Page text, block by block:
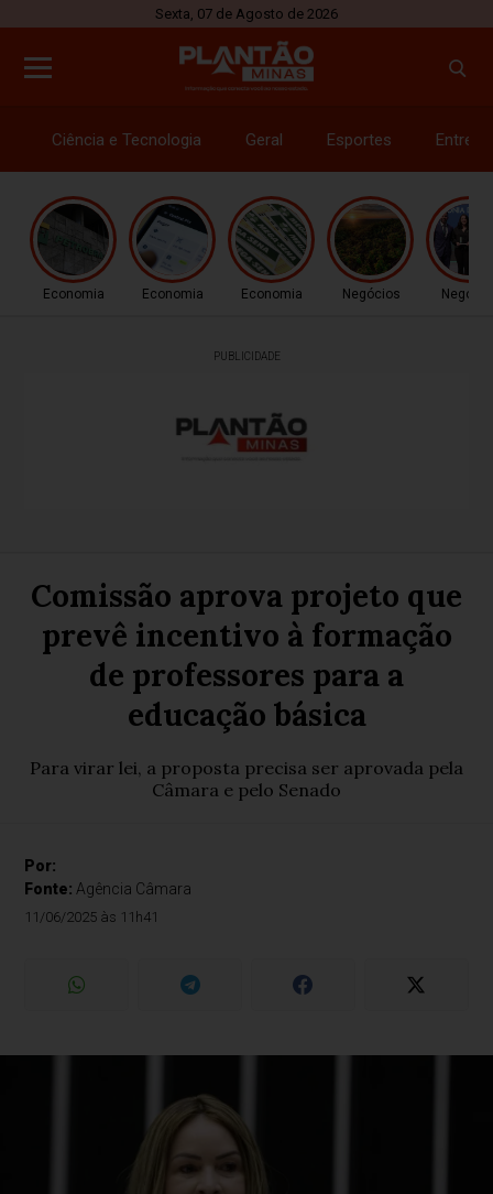
Sexta, 07 de Agosto de 2026
Ciência e Tecnologia Geral Esportes
Economia Economia Economia Negócios
PUBLICIDADE
Comissão aprova projeto que
prevê incentivo à formação
de professores para a
educação básica
Para virar lei, a proposta precisa ser aprovada pela
Câmara e pelo Senado
Por:
Fonte: Agência Câmara
11/06/2025 às 11h41